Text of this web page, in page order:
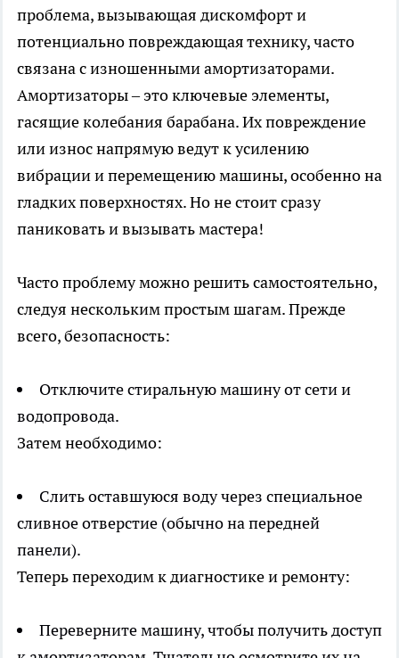
проблема, вызывающая дискомфорт и
потенциально повреждающая технику, часто
связана с изношенными амортизаторами.
Амортизаторы – это ключевые элементы,
гасящие колебания барабана. Их повреждение
или износ напрямую ведут к усилению
вибрации и перемещению машины, особенно на
гладких поверхностях. Но не стоит сразу
паниковать и вызывать мастера!
Часто проблему можно решить самостоятельно,
следуя нескольким простым шагам. Прежде
всего, безопасность:
Отключите стиральную машину от сети и
водопровода.
Затем необходимо:
Слить оставшуюся воду через специальное
сливное отверстие (обычно на передней
панели).
Теперь переходим к диагностике и ремонту:
Переверните машину, чтобы получить доступ